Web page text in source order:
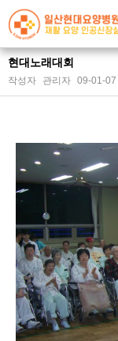
현대노래대회
작성자 관리자 09-01-07